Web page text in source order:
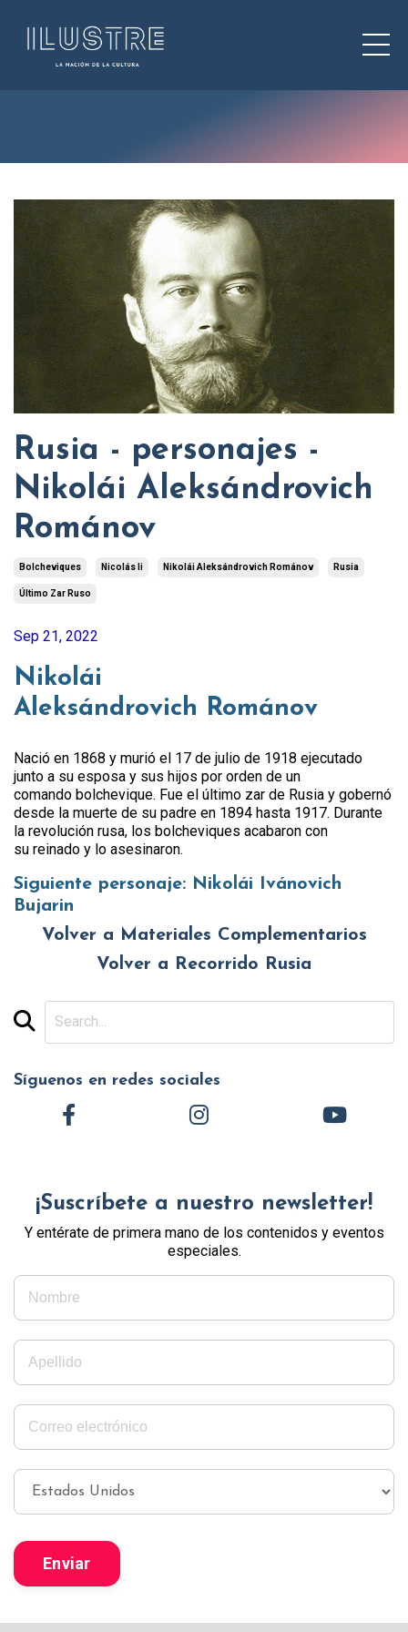
Rusia - personajes -
Nikolái Aleksándrovich
Románov
Bolcheviques Nicolás Ii Nikolái Aleksándrovich Románov Rusia
Último Zar Ruso
Sep 21, 2022
Nikolái
Aleksándrovich Románov
Nació en 1868 y murió el 17 de julio de 1918 ejecutado
junto a su esposa y sus hijos por orden de un
comando bolchevique. Fue el último zar de Rusia y gobernó
desde la muerte de su padre en 1894 hasta 1917. Durante
la revolución rusa, los bolcheviques acabaron con
su reinado y lo asesinaron.
Siguiente personaje: Nikolái Ivánovich
Bujarin
Volver a Materiales Complementarios
Volver a Recorrido Rusia
Síguenos en redes sociales
¡Suscríbete a nuestro newsletter!
Y entérate de primera mano de los contenidos y eventos
especiales.
Enviar